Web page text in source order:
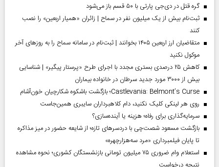
گره قتل در دی‌جی پارتی با ۵۰ قسم باز می‌شود
ثبت‌نام بیش از یک میلیون نفر در سماح | زائران «همیار اربعین» را نصب
کنند
متقاضیان ارز اربعین ۱۴۰۵ بخوانند | ثبت‌نام در سامانه سماح را به روز‌های آخر
موکول نکنید
کاهش ۲۵ درصدی بستری مجدد با اجرای طرح «پرستار پیگیر» | شناسایی
بیش از ۳۰۰۰ مورد جدید سرطان در خانواده بیماران
Castlevania: Belmont’s Curse؛ بازگشت باشکوه شکارچیان خون‌آشام
روی هر لینکی کلیک نکنید، دام کلاهبرداران سایبری همین‌جاست
سرمایه‌گذاری برای رفاه؛ هزینه یا آینده‌سازی؟
بازگشت مسعود شصت‌چی با دردسر‌های تازه؛ از شایعه حضور در میز مذاکره
تا پایان فیلمبرداری «مرد سه‌هزارچهره»
استعلام وام ضروری ۷۵ میلیون تومانی بازنشستگان کشوری؛ نحوه مشاهده